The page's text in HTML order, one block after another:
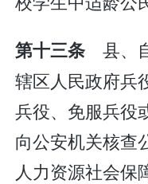
第十三条县、
辖区人民政府兵
兵役、免服兵役
向公安机关核查
人力资源社会保